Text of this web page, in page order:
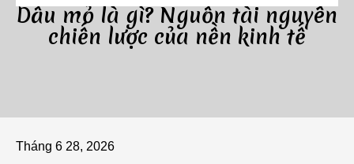
Dầu mỏ là gì? Nguồn tài nguyên
chiến lược của nền kinh tế
Tháng 6 28, 2026